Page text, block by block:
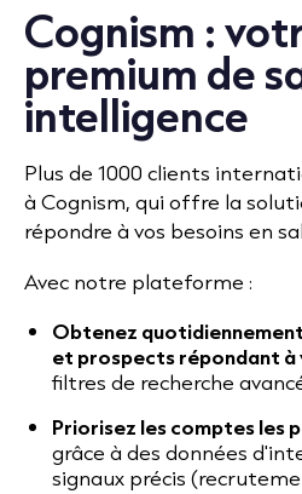
Cognism :
premium de
intelligence
Plus de 1000 clients
à Cognism, qui offre la
répondre à vos besoins en
Avec notre plateforme :
Obtenez
et prospects répondant à
filtres de recherche
Priorisez les comptes les
grâce à des données
signaux précis